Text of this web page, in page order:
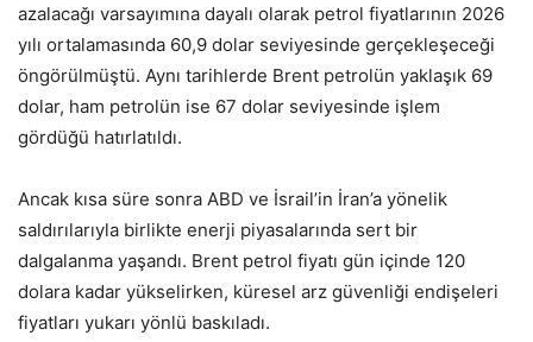
azalacağı varsayımına dayalı olarak petrol fiyatlarının 2026
yılı ortalamasında 60,9 dolar seviyesinde gerçekleşeceği
öngörülmüştü. Aynı tarihlerde Brent petrolün yaklaşık 69
dolar, ham petrolün ise 67 dolar seviyesinde işlem
gördüğü hatırlatıldı.
Ancak kısa süre sonra ABD ve İsrail’in İran’a yönelik
saldırılarıyla birlikte enerji piyasalarında sert bir
dalgalanma yaşandı. Brent petrol fiyatı gün içinde 120
dolara kadar yükselirken, küresel arz güvenliği endişeleri
fiyatları yukarı yönlü baskıladı.